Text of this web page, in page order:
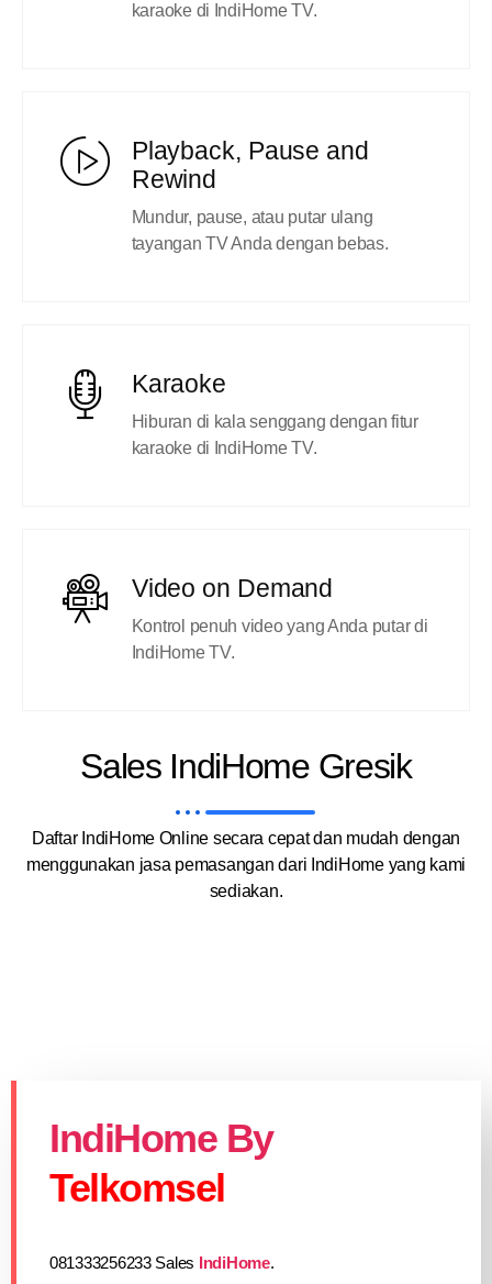
karaoke di IndiHome TV.
Playback, Pause and
Rewind
Mundur, pause, atau putar ulang
tayangan TV Anda dengan bebas.
Karaoke
Hiburan di kala senggang dengan fitur
karaoke di IndiHome TV.
Video on Demand
Kontrol penuh video yang Anda putar di
IndiHome TV.
Sales IndiHome Gresik
Daftar IndiHome Online secara cepat dan mudah dengan
menggunakan jasa pemasangan dari IndiHome yang kami
sediakan.
IndiHome By
Telkomsel
081333256233 Sales IndiHome.